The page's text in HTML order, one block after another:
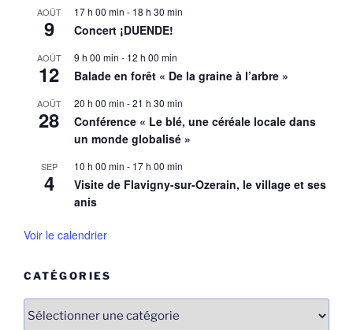
AOÛT
9
17 h 00 min - 18 h 30 min
Concert ¡DUENDE!
AOÛT
12
9 h 00 min - 12 h 00 min
Balade en forêt « De la graine à l’arbre »
AOÛT
28
20 h 00 min -21 h 30 min
Conférence « Le blé, une céréale locale dans
un monde globalisé »
SEP
4
10 h 00 min - 17 h 00 min
Visite de Flavigny-sur-Ozerain, le village et ses
anis
Voir le calendrier
CATÉGORIES